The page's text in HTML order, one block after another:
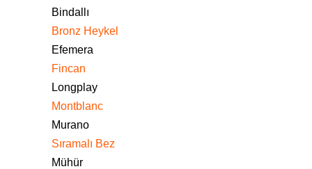
Bindallı
Bronz Heykel
Efemera
Fincan
Longplay
Montblanc
Murano
Sıramalı Bez
Mühür